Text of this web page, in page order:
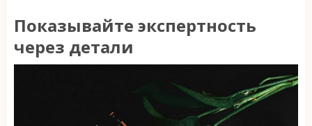
Показывайте экспертность
через детали